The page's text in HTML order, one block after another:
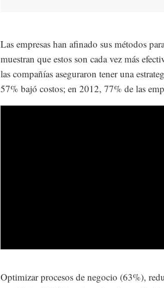
Las empresas han afinado sus métodos
muestran que estos son cada vez más
las compañías aseguraron tener una
57% bajó costos; en 2012, 77% de las
Optimizar procesos de negocio (63%),